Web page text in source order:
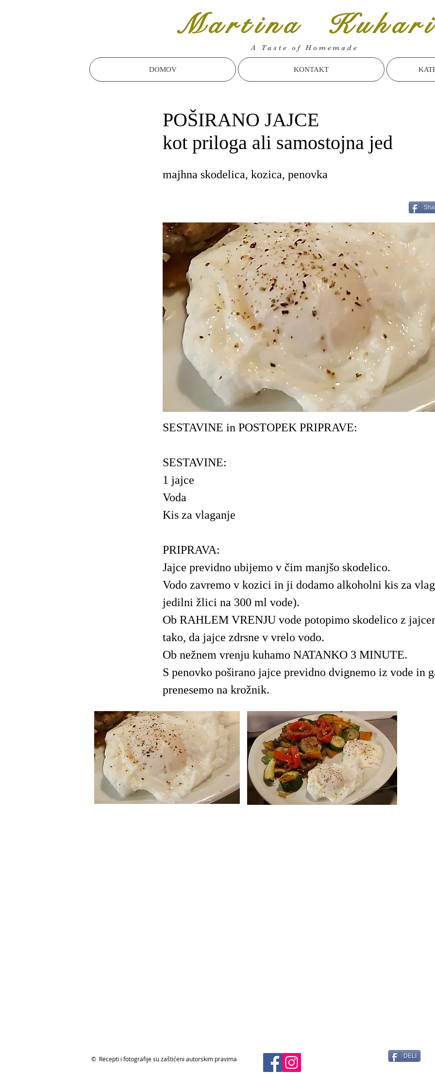
Martina
A Taste of Homemade
DOMOV KONTAKT
POŠIRANO JAJCE
kot priloga ali samostojna jed
majhna skodelica, kozica, penovka
SESTAVINE in POSTOPEK PRIPRAVE:
SESTAVINE:
1 jajce
Voda
Kis za vlaganje
PRIPRAVA:
Jajce previdno ubijemo v čim manjšo skodelico.
Vodo zavremo v kozici in ji dodamo alkoholni kis za
jedilni žlici na 300 ml vode).
Ob RAHLEM VRENJU vode potopimo skodelico z
tako, da jajce zdrsne v vrelo vodo.
Ob nežnem vrenju kuhamo NATANKO 3 MINUTE.
S penovko poširano jajce previdno dvignemo iz vode in
prenesemo na krožnik.
© Recepti i fotografije su zaštićeni autorskim pravima DELI